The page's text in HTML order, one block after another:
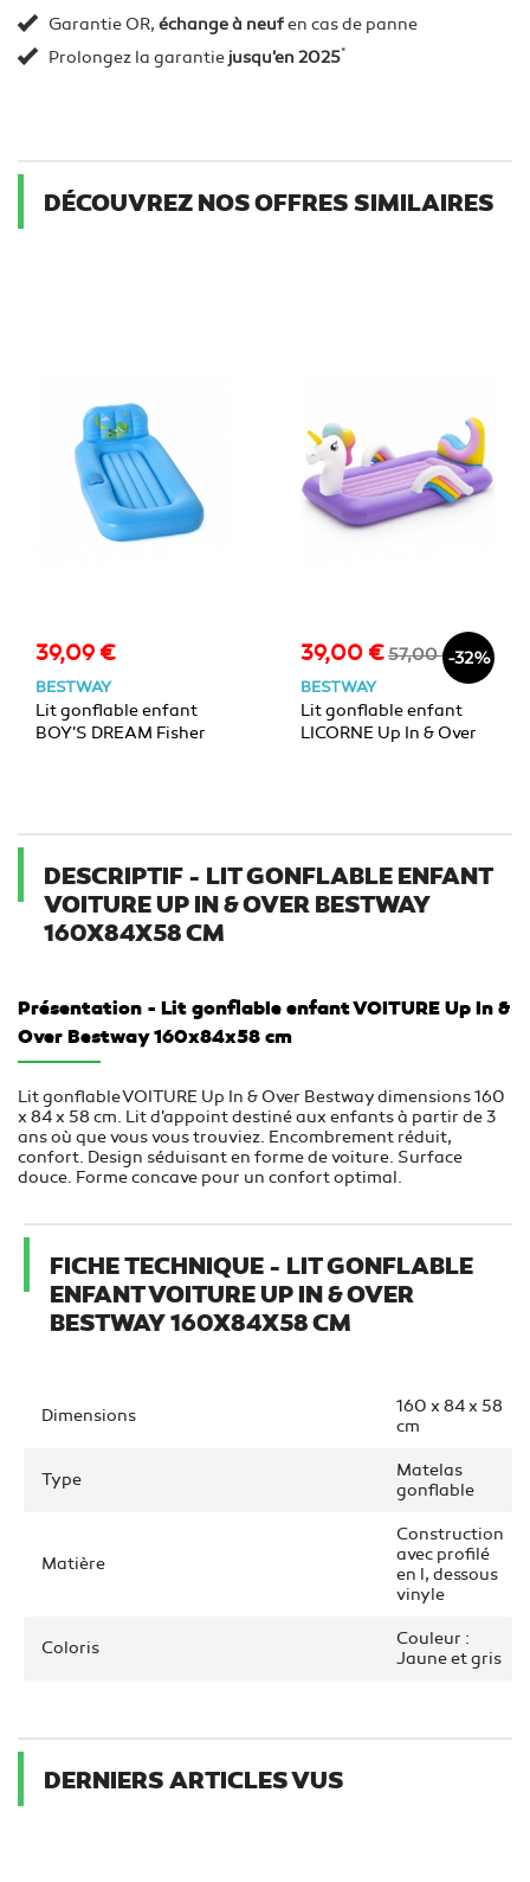
Garantie OR, échange à neufen cas de panne
Prolongez la garantiejusqu'en 2025*
DÉCOUVREZ NOS OFFRES SIMILAIRES
Prix
39,09 €
BESTWAY
Lit gonflable enfant
BOY'S DREAM Fisher
Prix
39,00 €Prix
57,00 €-32%
BESTWAY
Lit gonflable enfant
LICORNE Up In & Over
DESCRIPTIF - LIT GONFLABLE ENFANT
VOITURE UP IN & OVER BESTWAY
160X84X58 CM
Présentation - Lit gonflable enfant VOITURE Up In &
Over Bestway 160x84x58 cm
Lit gonflable VOITURE Up In & Over Bestway dimensions 160
x 84 x 58 cm. Lit d'appoint destiné aux enfants à partir de 3
ans où que vous vous trouviez. Encombrement réduit,
confort. Design séduisant en forme de voiture. Surface
douce. Forme concave pour un confort optimal.
FICHE TECHNIQUE - LIT GONFLABLE
ENFANT VOITURE UP IN & OVER
BESTWAY 160X84X58 CM
Dimensions
160 x 84 x 58
cm
Type
Matelas
gonflable
Matière
Construction
avec profilé
en l, dessous
vinyle
Coloris
Couleur :
Jaune et gris
DERNIERS ARTICLES VUS